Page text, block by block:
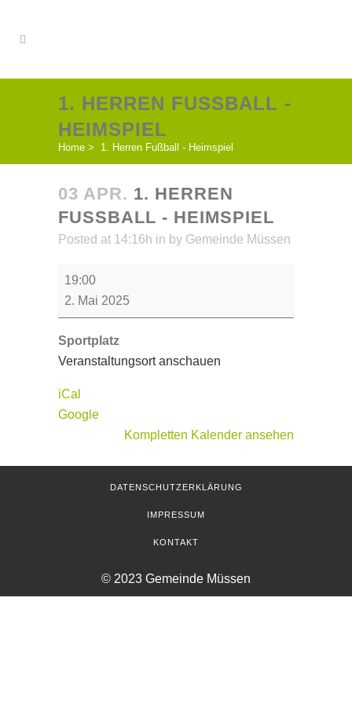
1. HERREN FUSSBALL - H
EIMSPIEL
Home > 1. Herren Fußball - Heimspiel
03 APR. 1. HERREN
FUSSBALL - HEIMSPIEL
Posted at 14:16h in by Gemeinde Müssen
1.
Herren
-
Heimspiel
19:00
2. Mai 2025
Sportplatz
Veranstaltungsort anschauen
iCal
Google
Kompletten Kalender ansehen
DATENSCHUTZERKLÄRUNG
IMPRESSUM
KONTAKT
© 2023 Gemeinde Müssen